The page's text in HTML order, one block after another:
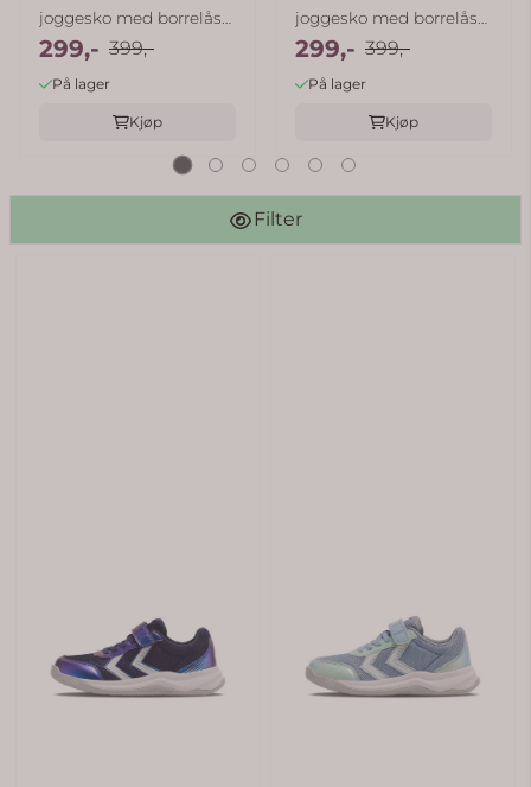
joggesko med borrelås
til ...
299,- 399,-
På lager
Kjøp
joggesko med borrelås
til ...
299,- 399,-
På lager
Kjøp
Filter